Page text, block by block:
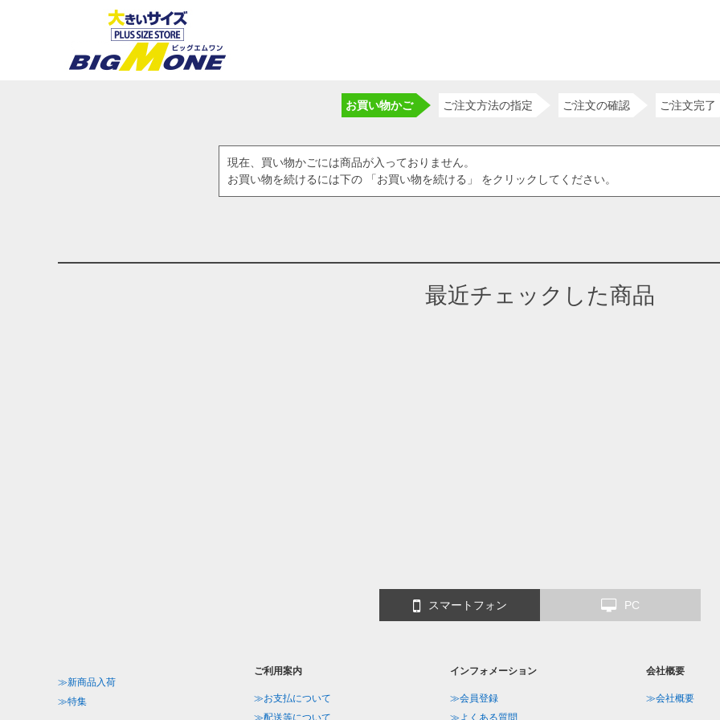
お買い物かご ご注文方法の指定 ご注文の確認 ご注文完了
現在、買い物かごには商品が入っておりません。
お買い物を続けるには下の 「お買い物を続ける」 をクリックしてください。
最近チェックした商品
スマートフォン PC
≫新商品入荷
≫特集
ご利用案内
≫お支払について
≫配送等について
インフォメーション
≫会員登録
≫よくある質問
会社概要
≫会社概要